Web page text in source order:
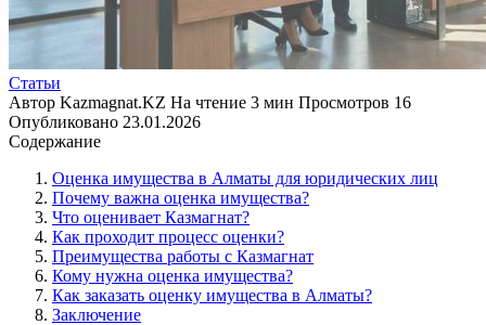
Статьи
Автор Kazmagnat.KZ На чтение 3 мин Просмотров 16
Опубликовано 23.01.2026
Содержание
Оценка имущества в Алматы для юридических лиц
Почему важна оценка имущества?
Что оценивает Казмагнат?
Как проходит процесс оценки?
Преимущества работы с Казмагнат
Кому нужна оценка имущества?
Как заказать оценку имущества в Алматы?
Заключение